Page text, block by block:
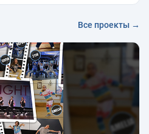
Все проекты →